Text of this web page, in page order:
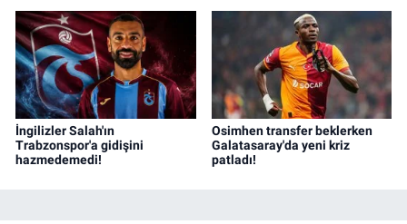
İngilizler Salah'ın
Trabzonspor'a gidişini
hazmedemedi!
Osimhen transfer beklerken
Galatasaray'da yeni kriz
patladı!